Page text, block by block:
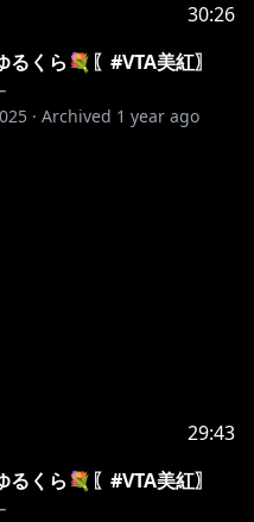
30:26
くら💐〖#VTA美紅〗
· Archived 1 year ago
29:43
くら💐〖#VTA美紅〗